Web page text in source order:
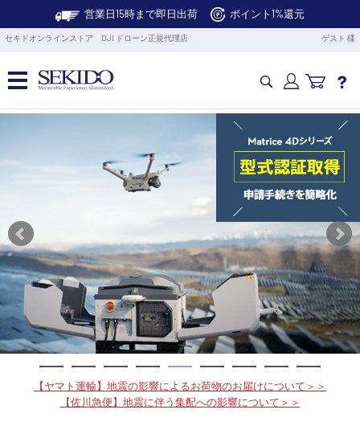
営業日15時まで即日出荷 ポイント1%還元
セキドオンラインストア DJI ドローン正規代理店 ゲスト 様
カメラ・スタビライザー
水中ドローン(ROV)・水中スクーター
RC・ロボット部品
講習会･国家資格･WEBセミナー
【ヤマト運輸】地震の影響によるお荷物のお届けについて＞＞
【佐川急便】地震に伴う集配への影響について＞＞